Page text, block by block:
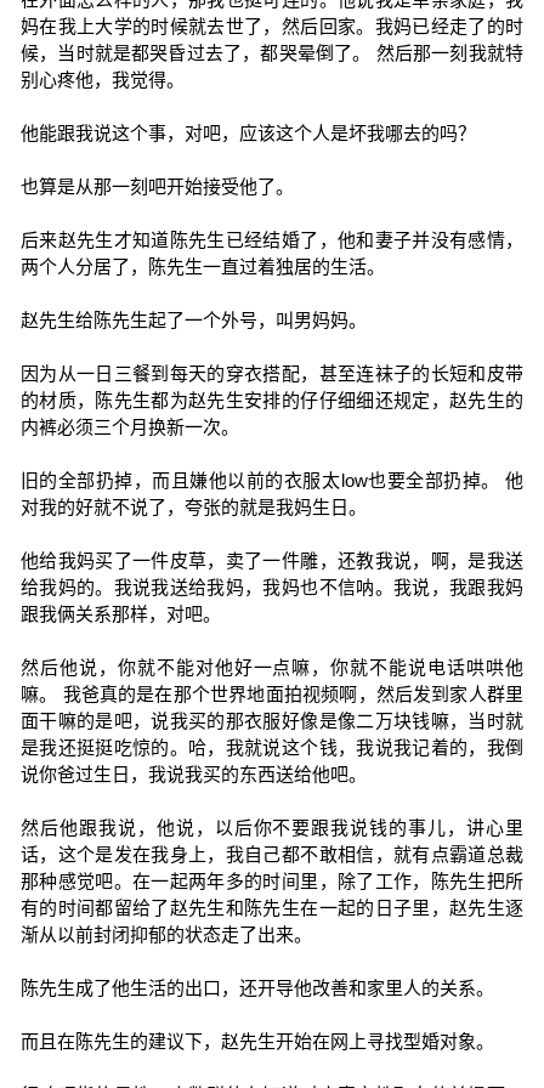
妈在我上大学的时候就去世了，然后回家。我妈已经走了的时
候，当时就是都哭昏过去了，都哭晕倒了。 然后那一刻我就特
别心疼他，我觉得。
他能跟我说这个事，对吧，应该这个人是坏我哪去的吗？
也算是从那一刻吧开始接受他了。
后来赵先生才知道陈先生已经结婚了，他和妻子并没有感情，
两个人分居了，陈先生一直过着独居的生活。
赵先生给陈先生起了一个外号，叫男妈妈。
因为从一日三餐到每天的穿衣搭配，甚至连袜子的长短和皮带
的材质，陈先生都为赵先生安排的仔仔细细还规定，赵先生的
内裤必须三个月换新一次。
旧的全部扔掉，而且嫌他以前的衣服太low也要全部扔掉。 他
对我的好就不说了，夸张的就是我妈生日。
他给我妈买了一件皮草，卖了一件雕，还教我说，啊，是我送
给我妈的。我说我送给我妈，我妈也不信呐。我说，我跟我妈
跟我俩关系那样，对吧。
然后他说，你就不能对他好一点嘛，你就不能说电话哄哄他
嘛。 我爸真的是在那个世界地面拍视频啊，然后发到家人群里
面干嘛的是吧，说我买的那衣服好像是像二万块钱嘛，当时就
是我还挺挺吃惊的。哈，我就说这个钱，我说我记着的，我倒
说你爸过生日，我说我买的东西送给他吧。
然后他跟我说，他说，以后你不要跟我说钱的事儿，讲心里
话，这个是发在我身上，我自己都不敢相信，就有点霸道总裁
那种感觉吧。在一起两年多的时间里，除了工作，陈先生把所
有的时间都留给了赵先生和陈先生在一起的日子里，赵先生逐
渐从以前封闭抑郁的状态走了出来。
陈先生成了他生活的出口，还开导他改善和家里人的关系。
而且在陈先生的建议下，赵先生开始在网上寻找型婚对象。